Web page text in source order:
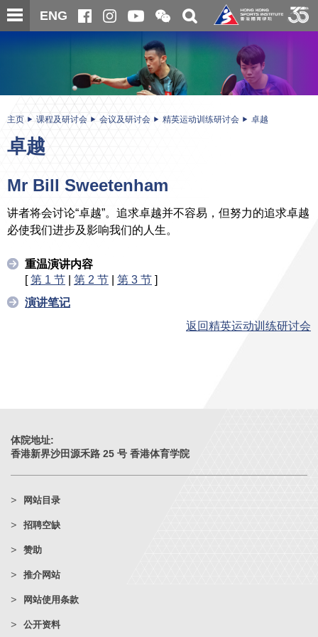
跳
至
ENG
开
合
信
二
维
码
关
搜
主页 课程及研讨会 会议及研讨会 精英运动训练研讨会 卓越
卓越
Mr Bill Sweetenham
讲者将会讨论“卓越”。追求卓越并不容易，但努力的追求卓越
必使我们进步及影响我们的人生。
重温演讲内容
[第 1 节 | 第 2 节 | 第 3 节 ]
演讲笔记
返回精英运动训练研讨会
体院地址:
香港新界沙田源禾路 25 号 香港体育学院
网站目录
招聘空缺
赞助
推介网站
网站使用条款
公开资料